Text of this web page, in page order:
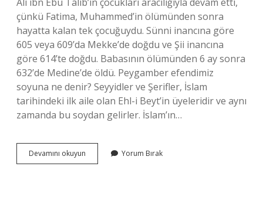
çünkü Fatima, Muhammed’in ölümünden sonra
hayatta kalan tek çocuğuydu. Sünni inancına göre
605 veya 609’da Mekke’de doğdu ve Şii inancına
göre 614’te doğdu. Babasının ölümünden 6 ay sonra
632’de Medine’de öldü. Peygamber efendimiz
soyuna ne denir? Seyyidler ve Şerifler, İslam
tarihindeki ilk aile olan Ehl-i Beyt’in üyeleridir ve aynı
zamanda bu soydan gelirler. İslam’ın…
Devamını okuyun Peygamber
Efendimizin
Yorum Bırak